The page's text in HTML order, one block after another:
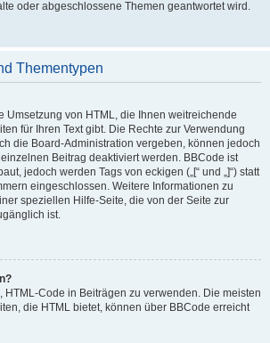
oder abgeschlossene Themen geantwortet wird.
Thementypen
Umsetzung von HTML, die Ihnen weitreichende
für Ihren Text gibt. Die Rechte zur Verwendung
die Board-Administration vergeben, können jedoch
Beitrag deaktiviert werden. BBCode ist
jedoch werden Tags von eckigen („[“ und „]“) statt
eingeschlossen. Weitere Informationen zu
speziellen Hilfe-Seite, die von der Seite zur
ist.
HTML-Code in Beiträgen zu verwenden. Die meisten
die HTML bietet, können über BBCode erreicht